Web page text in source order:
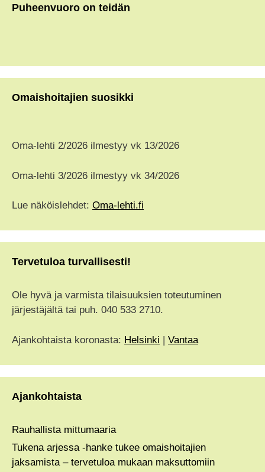
Puheenvuoro on teidän
Omaishoitajien suosikki
Oma-lehti 2/2026 ilmestyy vk 13/2026
Oma-lehti 3/2026 ilmestyy vk 34/2026
Lue näköislehdet: Oma-lehti.fi
Tervetuloa turvallisesti!
Ole hyvä ja varmista tilaisuuksien toteutuminen
järjestäjältä tai puh. 040 533 2710.
Ajankohtaista koronasta: Helsinki | Vantaa
Ajankohtaista
Rauhallista mittumaaria
Tukena arjessa -hanke tukee omaishoitajien
jaksamista – tervetuloa mukaan maksuttomiin